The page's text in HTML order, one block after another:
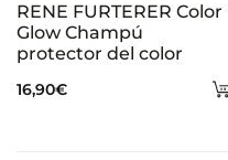
RENE FURTERER Color
Glow Champú
protector del color
16,90€